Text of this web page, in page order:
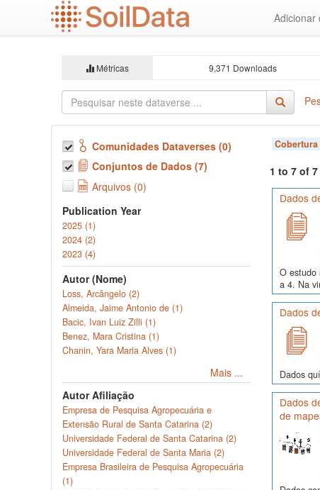
Adicionar
Métricas 9,371 Downloads
Comunidades Dataverses (0)
Conjuntos de Dados (7)
Arquivos (0)
Publication Year
2025 (1)
2024 (2)
2023 (4)
Autor (Nome)
Loss, Arcângelo (2)
Almeida, Jaime Antonio de (1)
Bacic, Ivan Luiz Zilli (1)
Benez, Mara Cristina (1)
Chanin, Yara Maria Alves (1)
Mais ...
Autor Afiliação
Empresa de Pesquisa Agropecuária e
Extensão Rural de Santa Catarina (2)
Universidade Federal de Santa Catarina (2)
Universidade Federal de Santa Maria (2)
Empresa Brasileira de Pesquisa Agropecuária
(1)
1 to 7 of
Dados
O estudo
a 4. Na
Dados
Dados
Dados
de